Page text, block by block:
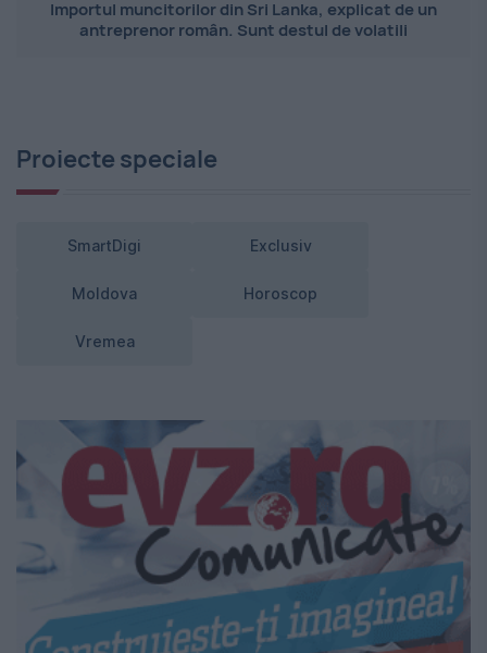
Importul muncitorilor din Sri Lanka, explicat de un
antreprenor român. Sunt destul de volatili
Proiecte speciale
SmartDigi Exclusiv
Moldova Horoscop
Vremea